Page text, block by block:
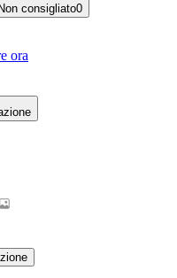
consigliato0
ora